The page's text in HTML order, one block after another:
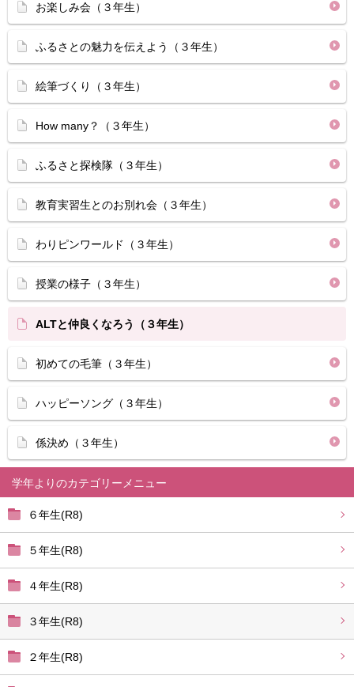
学年より
６年生(R8)
５年生(R8)
４年生(R8)
３年生(R8)
２年生(R8)
お楽しみ会（３年生）
ふるさとの魅力を伝えよう（３年生）
絵筆づくり（３年生）
How many？（３年生）
ふるさと探検隊（３年生）
教育実習生とのお別れ会（３年生）
わりピンワールド（３年生）
授業の様子（３年生）
ALTと仲良くなろう（３年生）
初めての毛筆（３年生）
ハッピーソング（３年生）
係決め（３年生）